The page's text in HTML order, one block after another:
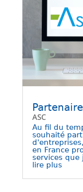
ASC
Au fil du
souhaité
en France
services que
lire plus